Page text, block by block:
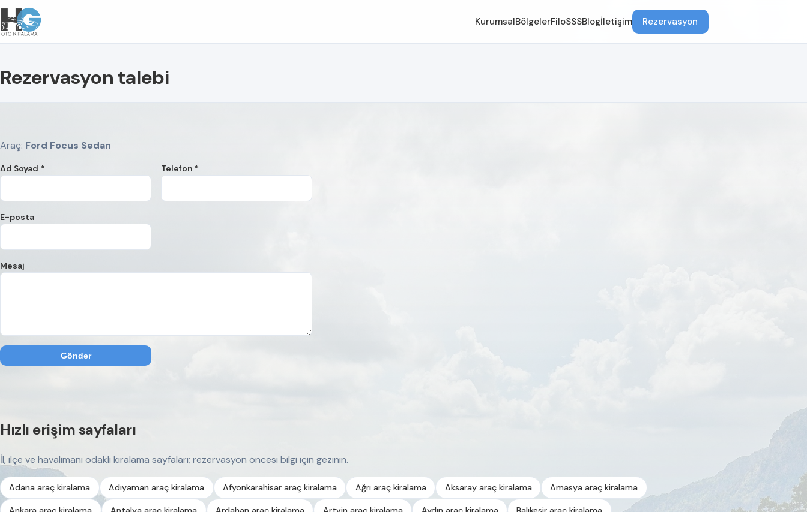
KurumsalBölgelerFiloSSSBlogİletişim Rezervasyon
Rezervasyon talebi
Araç: Ford Focus Sedan
Ad Soyad * Telefon *
E-posta
Mesaj
Gönder
Hızlı erişim sayfaları
İl, ilçe ve havalimanı odaklı kiralama sayfaları; rezervasyon öncesi bilgi için gezinin.
Adana araç kiralama Adıyaman araç kiralama Afyonkarahisar araç kiralama Ağrı araç kiralama Aksaray araç kiralama Amasya araç kiralama